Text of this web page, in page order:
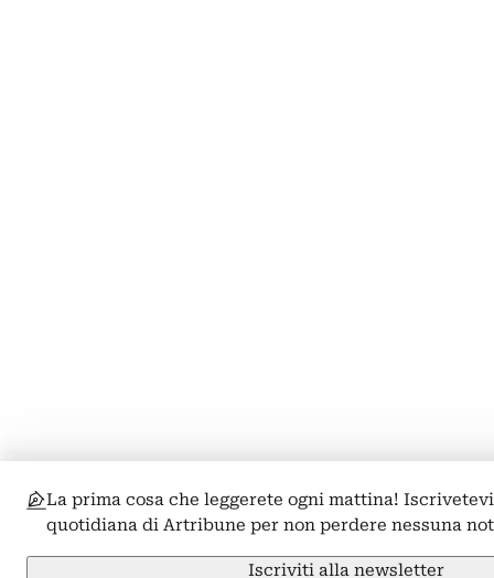
La prima cosa che leggerete ogni mattina!
quotidiana di Artribune per non perdere nessuna
Iscriviti alla newsletter